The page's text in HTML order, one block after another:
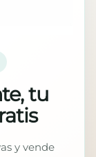
tu
y vende